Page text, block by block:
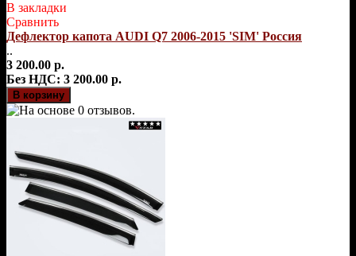
В закладки
Сравнить
Дефлектор капота AUDI Q7 2006-2015 'SIM' Россия
..
3 200.00 р.
Без НДС: 3 200.00 р.